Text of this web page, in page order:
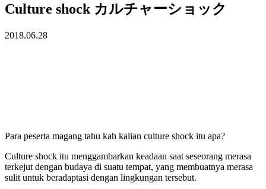
Culture shock カルチャーショック
2018.06.28
Para peserta magang tahu kah kalian culture shock itu apa?
Culture shock itu menggambarkan keadaan saat seseorang merasa
terkejut dengan budaya di suatu tempat, yang membuatnya merasa
sulit untuk beradaptasi dengan lingkungan tersebut.